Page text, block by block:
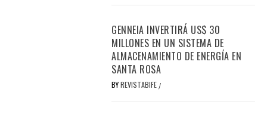
GENNEIA INVERTIRÁ US$ 30
MILLONES EN UN SISTEMA DE
ALMACENAMIENTO DE ENERGÍA EN
SANTA ROSA
BYREVISTABIFE /